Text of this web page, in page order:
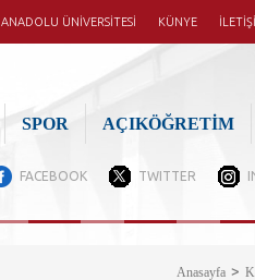
ANADOLU ÜNİVERSİTESİ KÜNYE
SPOR AÇIKÖĞRETİM
FACEBOOK TWITTER
Anasayfa